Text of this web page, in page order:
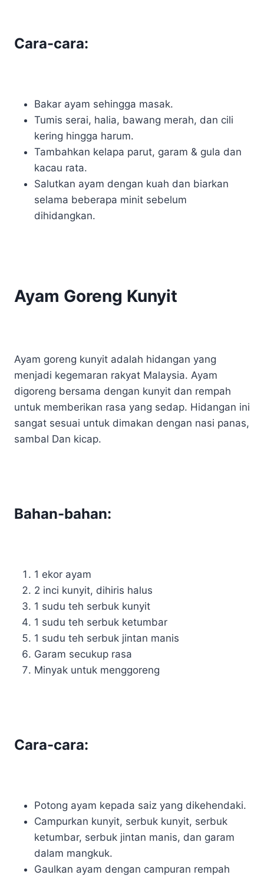
Cara-cara:
Bakar ayam sehingga masak.
Tumis serai, halia, bawang merah, dan cili
kering hingga harum.
Tambahkan kelapa parut, garam & gula dan
kacau rata.
Salutkan ayam dengan kuah dan biarkan
selama beberapa minit sebelum
dihidangkan.
Ayam Goreng Kunyit
Ayam goreng kunyit adalah hidangan yang
menjadi kegemaran rakyat Malaysia. Ayam
digoreng bersama dengan kunyit dan rempah
untuk memberikan rasa yang sedap. Hidangan ini
sangat sesuai untuk dimakan dengan nasi panas,
sambal Dan kicap.
Bahan-bahan:
1 ekor ayam
2 inci kunyit, dihiris halus
1 sudu teh serbuk kunyit
1 sudu teh serbuk ketumbar
1 sudu teh serbuk jintan manis
Garam secukup rasa
Minyak untuk menggoreng
Cara-cara:
Potong ayam kepada saiz yang dikehendaki.
Campurkan kunyit, serbuk kunyit, serbuk
ketumbar, serbuk jintan manis, dan garam
dalam mangkuk.
Gaulkan ayam dengan campuran rempah